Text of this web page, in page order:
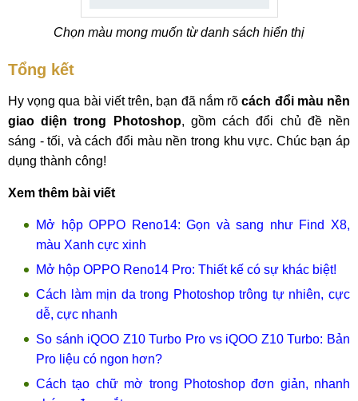
Chọn màu mong muốn từ danh sách hiển thị
Tổng kết
Hy vọng qua bài viết trên, bạn đã nắm rõcách đổi màu nền
giao diện trong Photoshop, gồm cách đổi chủ đề nền
sáng - tối, và cách đổi màu nền trong khu vực. Chúc bạn áp
dụng thành công!
Xem thêm bài viết
Mở hộp OPPO Reno14: Gọn và sang như Find X8,
màu Xanh cực xinh
Mở hộp OPPO Reno14 Pro: Thiết kế có sự khác biệt!
Cách làm mịn da trong Photoshop trông tự nhiên, cực
dễ, cực nhanh
So sánh iQOO Z10 Turbo Pro vs iQOO Z10 Turbo: Bản
Pro liệu có ngon hơn?
Cách tạo chữ mờ trong Photoshop đơn giản, nhanh